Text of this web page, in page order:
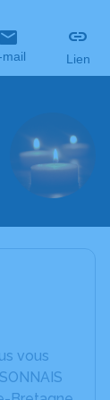
mail Lien
vous